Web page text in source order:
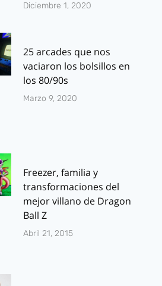
Diciembre 1, 2020
25 arcades que nos
vaciaron los bolsillos en
los 80/90s
Marzo 9, 2020
Freezer, familia y
transformaciones del
mejor villano de Dragon
Ball Z
Abril 21, 2015